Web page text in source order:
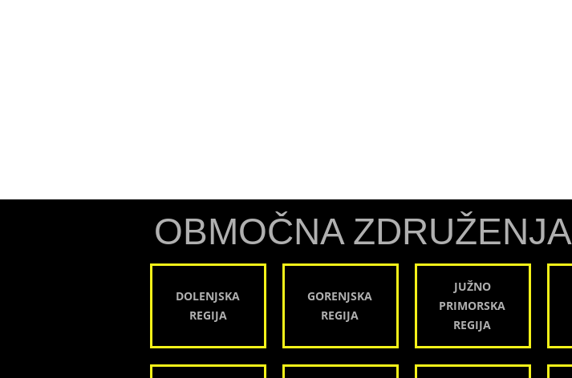
OBMOČNA ZDRUŽENJA
DOLENJSKA
REGIJA
GORENJSKA
REGIJA
JUŽNO
PRIMORSKA
REGIJA